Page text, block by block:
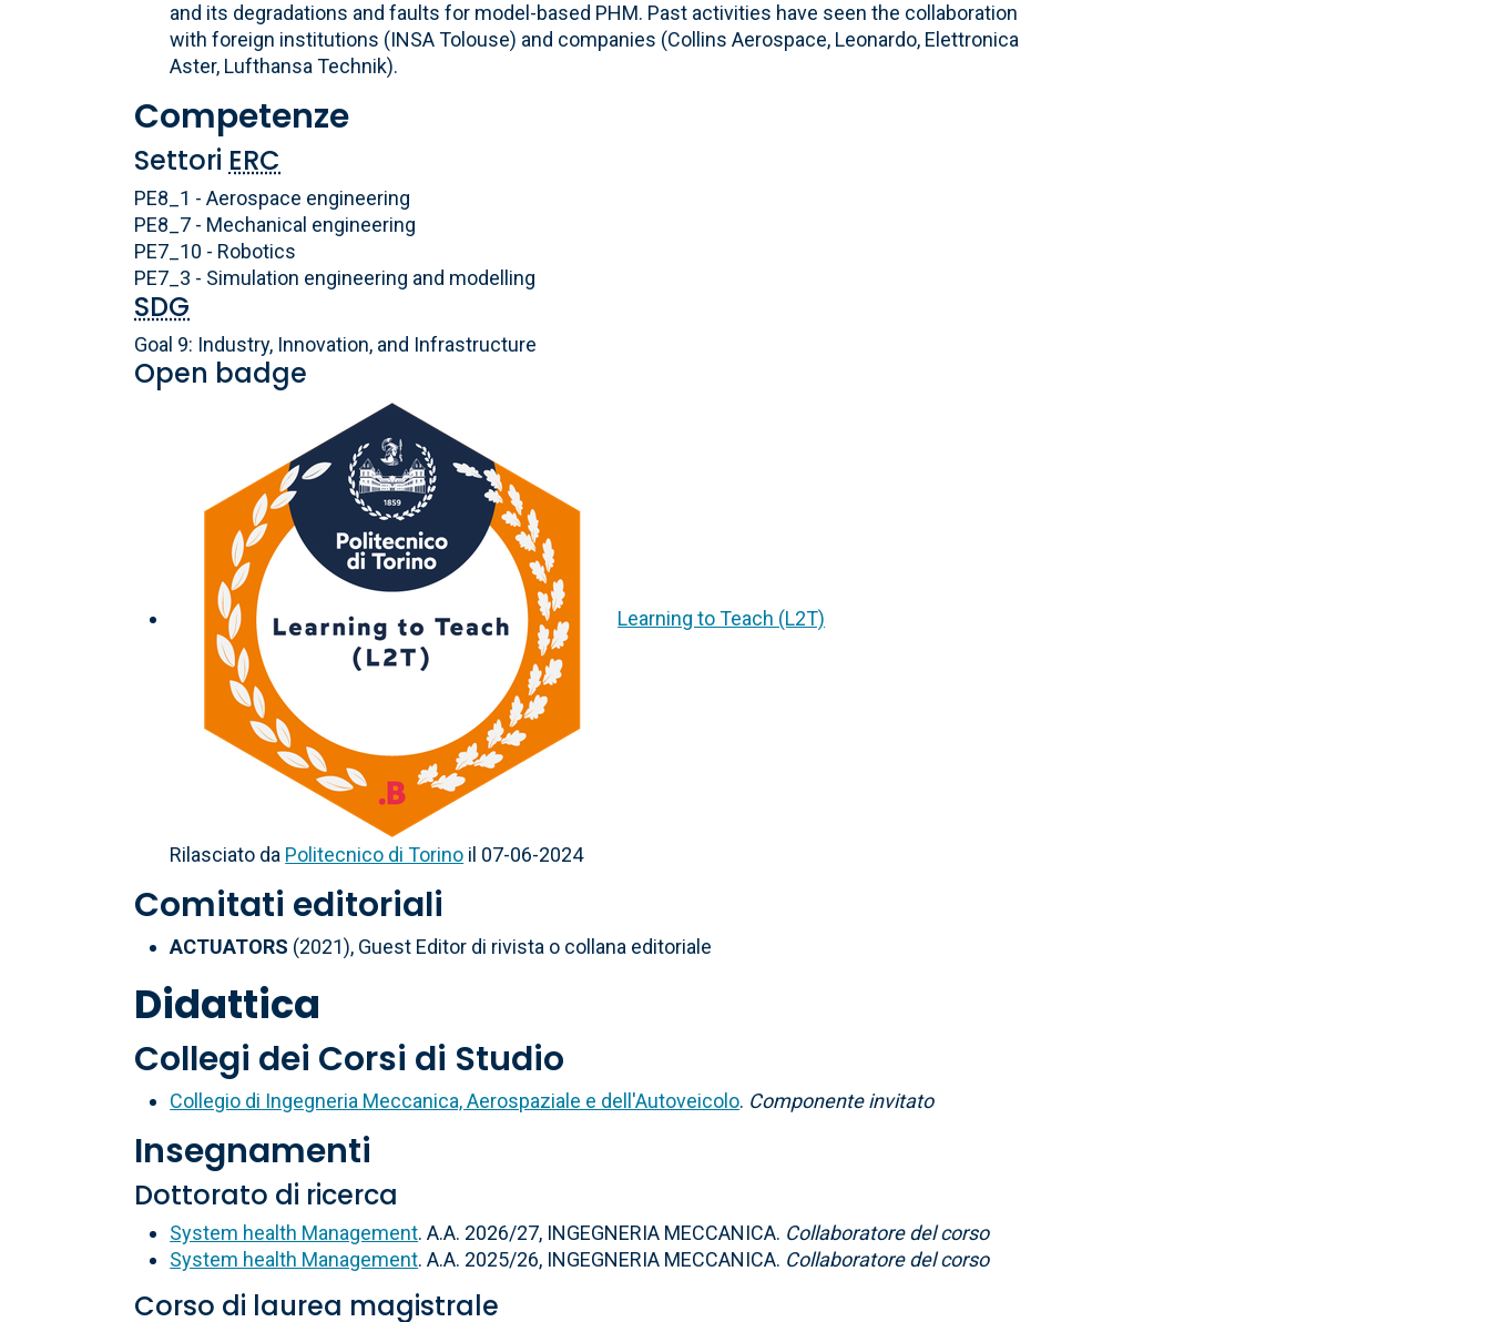
and its degradations and faults for model-based PHM. Past activities have seen the collaboration
with foreign institutions (INSA Tolouse) and companies (Collins Aerospace, Leonardo, Elettronica
Aster, Lufthansa Technik).
Competenze
Settori ERC
PE8_1 - Aerospace engineering
PE8_7 - Mechanical engineering
PE7_10 - Robotics
PE7_3 - Simulation engineering and modelling
SDG
Goal 9: Industry, Innovation, and Infrastructure
Open badge
Learning to Teach (L2T)
Rilasciato da Politecnico di Torino il 07-06-2024
Comitati editoriali
ACTUATORS (2021), Guest Editor di rivista o collana editoriale
Didattica
Collegi dei Corsi di Studio
Collegio di Ingegneria Meccanica, Aerospaziale e dell'Autoveicolo. Componente invitato
Insegnamenti
Dottorato di ricerca
System health Management. A.A. 2026/27, INGEGNERIA MECCANICA. Collaboratore del corso
System health Management. A.A. 2025/26, INGEGNERIA MECCANICA. Collaboratore del corso
Corso di laurea magistrale